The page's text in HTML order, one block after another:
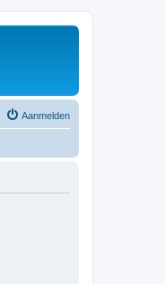
Aanmelden